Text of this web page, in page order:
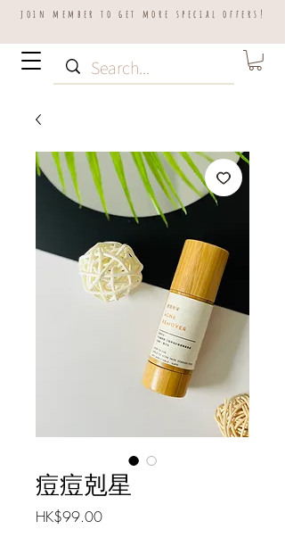
join member to get more special offers!
痘痘剋星
HK$99.00Price